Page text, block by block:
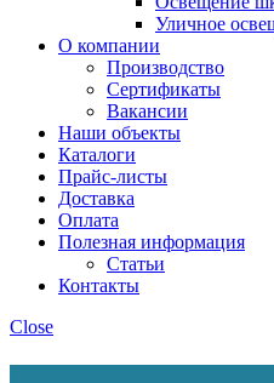
Уличное
О компании
Производство
Сертификаты
Вакансии
Наши объекты
Каталоги
Прайс-листы
Доставка
Оплата
Полезная информация
Статьи
Контакты
Close